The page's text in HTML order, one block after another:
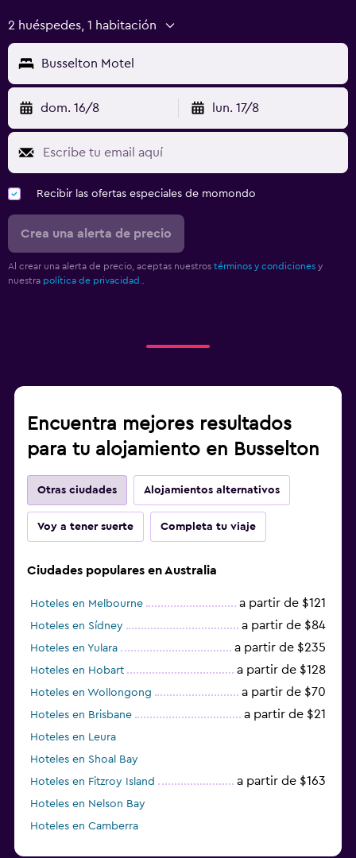
2 huéspedes, 1 habitación
Busselton Motel
dom. 16/8 lun. 17/8
Recibir las ofertas especiales de momondo
Crea una alerta de precio
Al crear una alerta de precio, aceptas nuestros términos y condiciones y
nuestra política de privacidad.
Encuentra mejores resultados
para tu alojamiento en Busselton
Otras ciudades Alojamientos alternativos
Voy a tener suerte Completa tu viaje
Ciudades populares en Australia
Hoteles en Melbourne a partir de $121
Hoteles en Sídney a partir de $84
Hoteles en Yulara a partir de $235
Hoteles en Hobart a partir de $128
Hoteles en Wollongong a partir de $70
Hoteles en Brisbane a partir de $21
Hoteles en Leura
Hoteles en Shoal Bay
Hoteles en Fitzroy Island
a partir de $163
Hoteles en Nelson Bay
Hoteles en Camberra